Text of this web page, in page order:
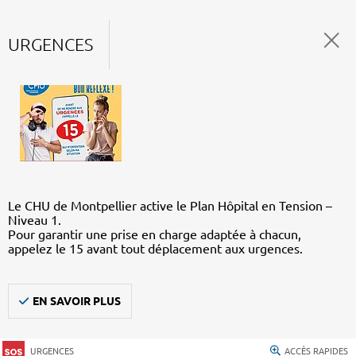
URGENCES
Le CHU de Montpellier active le Plan Hôpital en Tension –
Niveau 1.
Pour garantir une prise en charge adaptée à chacun,
appelez le 15 avant tout déplacement aux urgences.
EN SAVOIR PLUS
URGENCES ACCÈS RAPIDES